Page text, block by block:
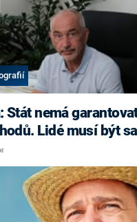
Lidé musí být